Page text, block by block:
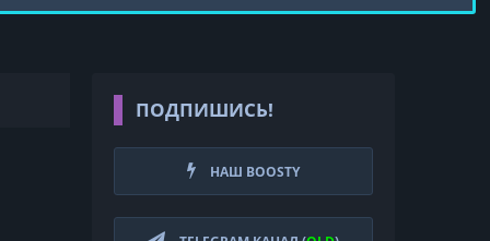
ПОДПИШИСЬ!
НАШ BOOSTY